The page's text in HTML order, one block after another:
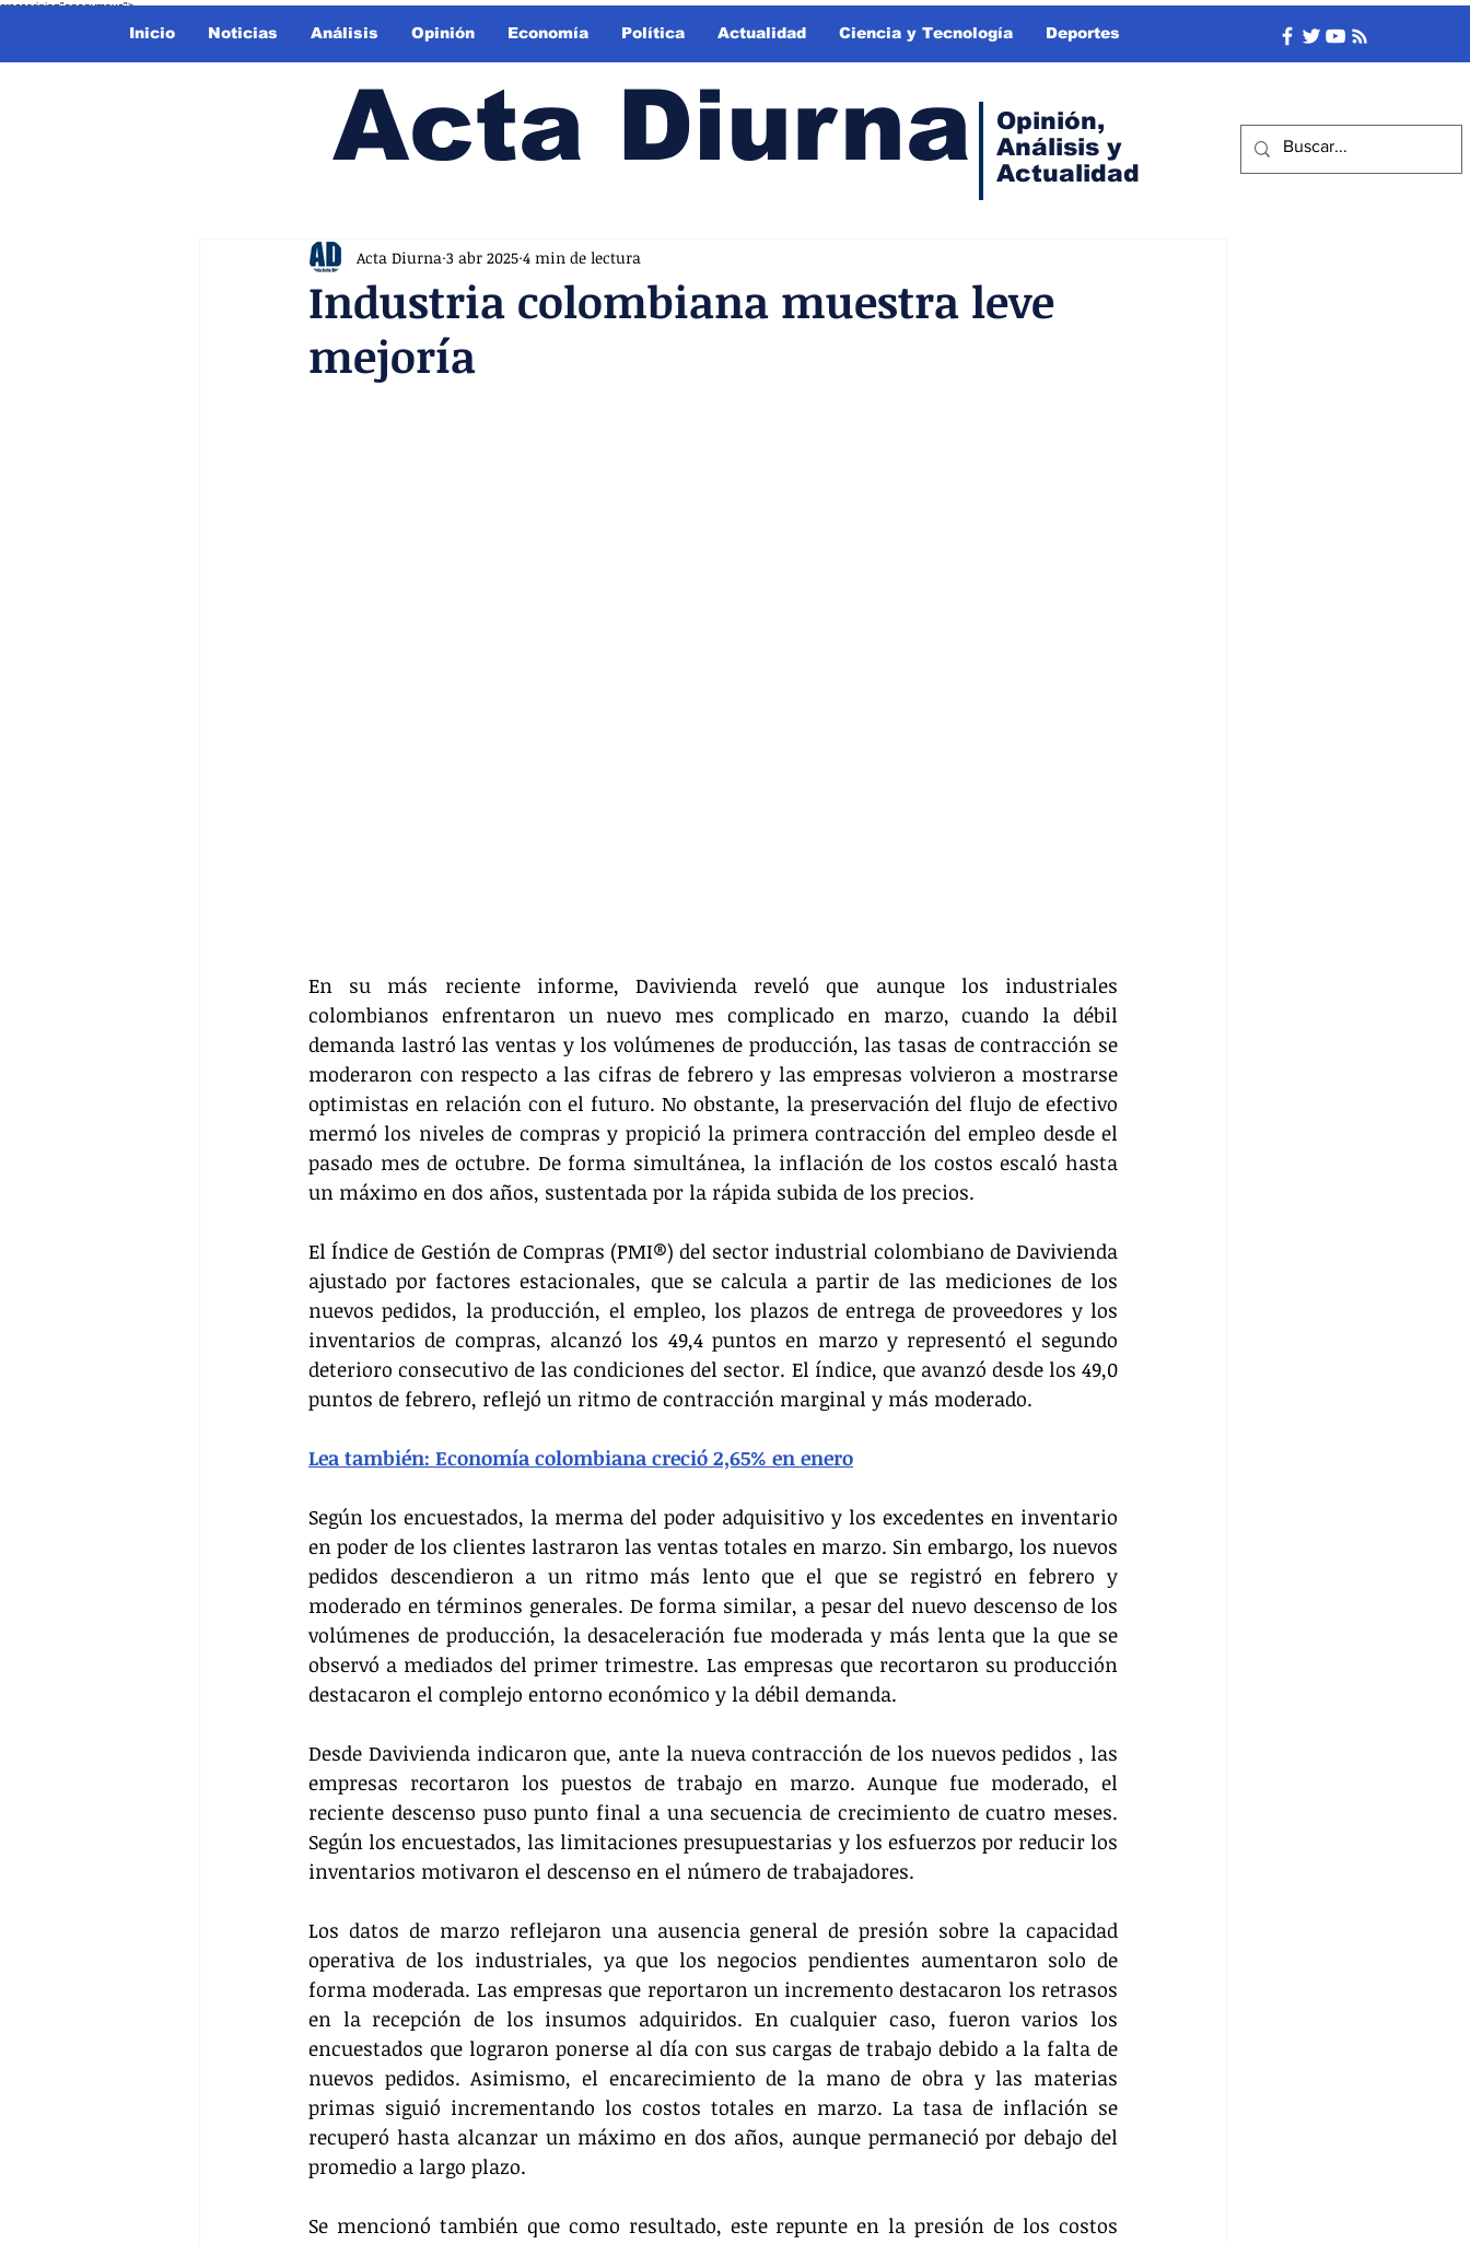
crossorigin="anonymous">
Inicio Noticias Análisis Opinión Economía Política Actualidad Ciencia y Tecnología Deportes
Acta Diurna
Opinión,
Análisis y
Actualidad
Industria colombiana muestra leve
mejoría
Acta Diurna 3 abr 2025 4 min de lectura
En su más reciente informe, Davivienda reveló que aunque los industriales
colombianos enfrentaron un nuevo mes complicado en marzo, cuando la débil
demanda lastró las ventas y los volúmenes de producción, las tasas de contracción se
moderaron con respecto a las cifras de febrero y las empresas volvieron a mostrarse
optimistas en relación con el futuro. No obstante, la preservación del flujo de efectivo
mermó los niveles de compras y propició la primera contracción del empleo desde el
pasado mes de octubre. De forma simultánea, la inflación de los costos escaló hasta
un máximo en dos años, sustentada por la rápida subida de los precios.
El Índice de Gestión de Compras (PMI®) del sector industrial colombiano de Davivienda
ajustado por factores estacionales, que se calcula a partir de las mediciones de los
nuevos pedidos, la producción, el empleo, los plazos de entrega de proveedores y los
inventarios de compras, alcanzó los 49,4 puntos en marzo y representó el segundo
deterioro consecutivo de las condiciones del sector. El índice, que avanzó desde los 49,0
puntos de febrero, reflejó un ritmo de contracción marginal y más moderado.
Lea también: Economía colombiana creció 2,65% en enero
Según los encuestados, la merma del poder adquisitivo y los excedentes en inventario
en poder de los clientes lastraron las ventas totales en marzo. Sin embargo, los nuevos
pedidos descendieron a un ritmo más lento que el que se registró en febrero y
moderado en términos generales. De forma similar, a pesar del nuevo descenso de los
volúmenes de producción, la desaceleración fue moderada y más lenta que la que se
observó a mediados del primer trimestre. Las empresas que recortaron su producción
destacaron el complejo entorno económico y la débil demanda.
Desde Davivienda indicaron que, ante la nueva contracción de los nuevos pedidos , las
empresas recortaron los puestos de trabajo en marzo. Aunque fue moderado, el
reciente descenso puso punto final a una secuencia de crecimiento de cuatro meses.
Según los encuestados, las limitaciones presupuestarias y los esfuerzos por reducir los
inventarios motivaron el descenso en el número de trabajadores.
Los datos de marzo reflejaron una ausencia general de presión sobre la capacidad
operativa de los industriales, ya que los negocios pendientes aumentaron solo de
forma moderada. Las empresas que reportaron un incremento destacaron los retrasos
en la recepción de los insumos adquiridos. En cualquier caso, fueron varios los
encuestados que lograron ponerse al día con sus cargas de trabajo debido a la falta de
nuevos pedidos. Asimismo, el encarecimiento de la mano de obra y las materias
primas siguió incrementando los costos totales en marzo. La tasa de inflación se
recuperó hasta alcanzar un máximo en dos años, aunque permaneció por debajo del
promedio a largo plazo.
Se mencionó también que como resultado, este repunte en la presión de los costos